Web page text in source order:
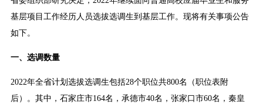
基层项目工作经历人员选拔选调生到基层工作。现将有关事项公告
如下。
一、选调数量
2022年全省计划选拔选调生包括28个职位共800名（职位表附
后）。其中，石家庄市164名，承德市40名，张家口市60名，秦皇